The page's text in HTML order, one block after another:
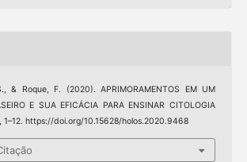
& Roque, F. (2020). APRIMORAMENTOS EM UM
E SUA EFICÁCIA PARA ENSINAR CITOLOGIA
, 1–12. https://doi.org/10.15628/holos.2020.9468